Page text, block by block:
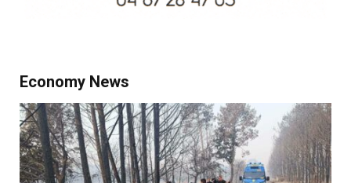
Economy News